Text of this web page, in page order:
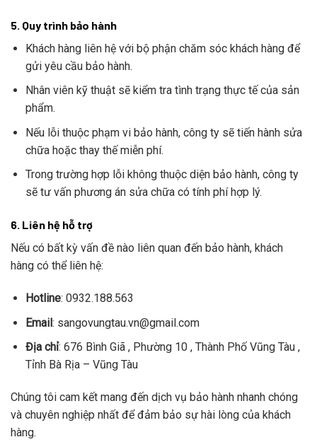
5. Quy trình bảo hành
Khách hàng liên hệ với bộ phận chăm sóc khách hàng để
gửi yêu cầu bảo hành.
Nhân viên kỹ thuật sẽ kiểm tra tình trạng thực tế của sản
phẩm.
Nếu lỗi thuộc phạm vi bảo hành, công ty sẽ tiến hành sửa
chữa hoặc thay thế miễn phí.
Trong trường hợp lỗi không thuộc diện bảo hành, công ty
sẽ tư vấn phương án sửa chữa có tính phí hợp lý.
6. Liên hệ hỗ trợ
Nếu có bất kỳ vấn đề nào liên quan đến bảo hành, khách
hàng có thể liên hệ:
Hotline: 0932.188.563
Email: sangovungtau.vn@gmail.com
Địa chỉ: 676 Bình Giã , Phường 10 , Thành Phố Vũng Tàu ,
Tỉnh Bà Rịa – Vũng Tàu
Chúng tôi cam kết mang đến dịch vụ bảo hành nhanh chóng
và chuyên nghiệp nhất để đảm bảo sự hài lòng của khách
hàng.